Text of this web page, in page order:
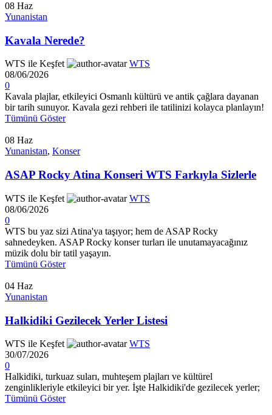
08 Haz
Yunanistan
Kavala Nerede?
WTS ile Keşfet
WTS
08/06/2026
0
Kavala plajlar, etkileyici Osmanlı kültürü ve antik çağlara dayanan
bir tarih sunuyor. Kavala gezi rehberi ile tatilinizi kolayca planlayın!
Tümünü Göster
08 Haz
Yunanistan, Konser
ASAP Rocky Atina Konseri WTS Farkıyla Sizlerle
WTS ile Keşfet
WTS
08/06/2026
0
WTS bu yaz sizi Atina'ya taşıyor; hem de ASAP Rocky
sahnedeyken. ASAP Rocky konser turları ile unutamayacağınız
müzik dolu bir tatil yaşayın.
Tümünü Göster
04 Haz
Yunanistan
Halkidiki Gezilecek Yerler Listesi
WTS ile Keşfet
WTS
30/07/2026
0
Halkidiki, turkuaz suları, muhteşem plajları ve kültürel
zenginlikleriyle etkileyici bir yer. İşte Halkidiki'de gezilecek yerler;
Tümünü Göster